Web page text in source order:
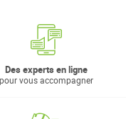
Des experts en ligne
pour vous accompagner